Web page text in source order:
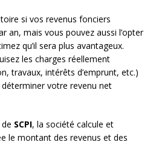
si vos revenus fonciers
an, mais vous pouvez aussi l’opter
qu’il sera plus avantageux.
les charges réellement
travaux, intérêts d’emprunt, etc.)
votre revenu net
SCPI, la société calcule et
le montant des revenus et des